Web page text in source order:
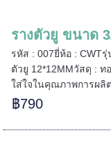
รางตัวยู ขนาด
รหัส : 007ยี่ห้อ : CWT
ตัวยู 12*12MMวัสดุ : ท
ใส่ใจในคุณภาพการผลิ
฿790